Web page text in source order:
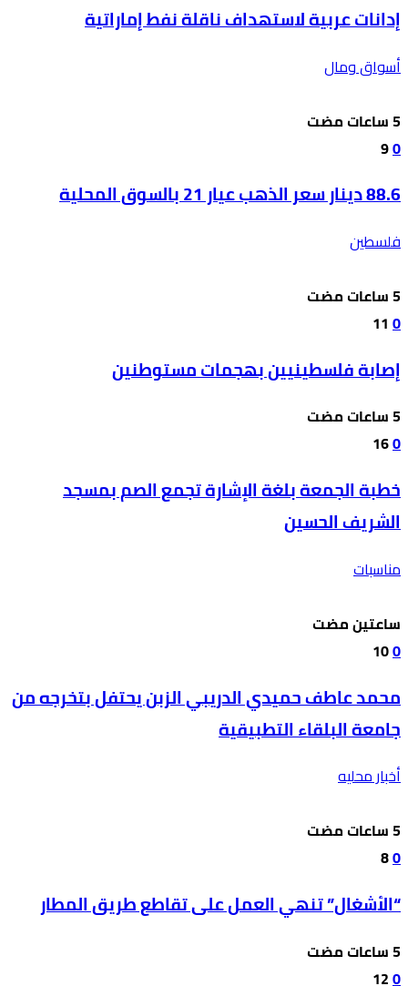
إدانات عربية لاستهداف ناقلة نفط إماراتية
أسواق ومال
0
9
88.6 دينار سعر الذهب عيار 21 بالسوق المحلية
فلسطين
0
11
إصابة فلسطينيين بهجمات مستوطنين
0
16
خطبة الجمعة بلغة الإشارة تجمع الصم بمسجد
الشريف الحسين
مناسبات
‫‫‫‏‫ساعتين مضت‬
0
10
محمد عاطف حميدي الدريبي الزبن يحتفل بتخرجه من
جامعة البلقاء التطبيقية
أخبار محليه
0
8
“الأشغال” تنهي العمل على تقاطع طريق المطار
0
12